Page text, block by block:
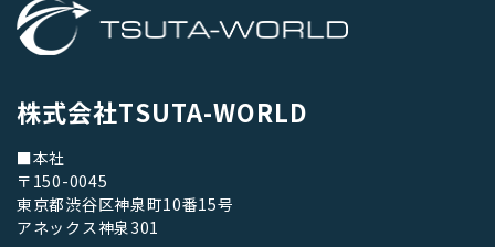
株式会社TSUTA-WORLD
■本社
〒150-0045
東京都渋谷区神泉町10番15号
アネックス神泉301